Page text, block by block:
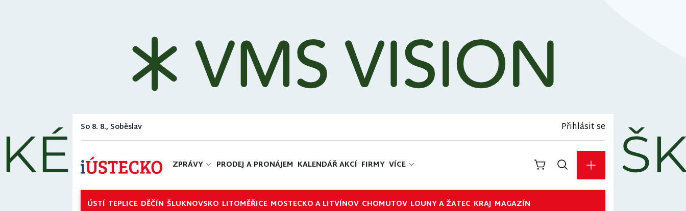
So 8. 8., Soběslav Přihlásit se
ZPRÁVY PRODEJ A PRONÁJEM KALENDÁŘ AKCÍ FIRMY VÍCE
ÚSTÍ TEPLICE DĚČÍN ŠLUKNOVSKO LITOMĚŘICE MOSTECKO A LITVÍNOV CHOMUTOV LOUNY A ŽATEC KRAJ MAGAZÍN